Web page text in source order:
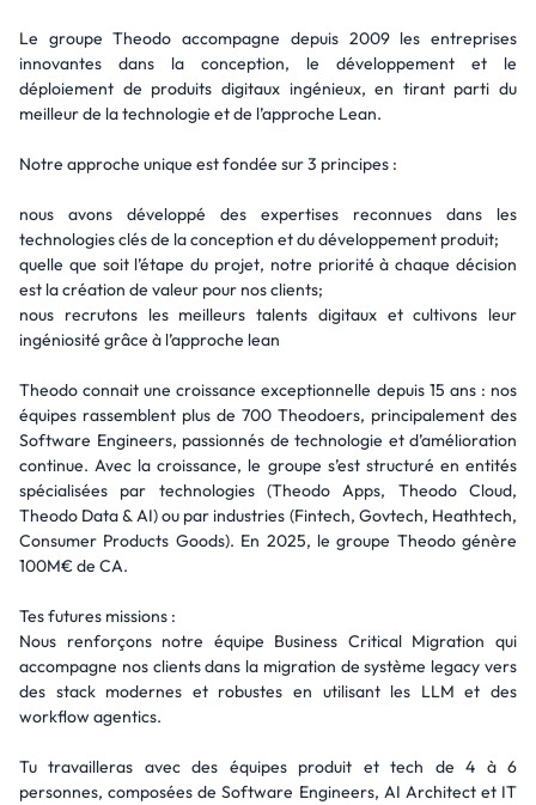
Le groupe Theodo accompagne depuis 2009 les entreprises
innovantes dans la conception, le développement et le
déploiement de produits digitaux ingénieux, en tirant parti du
meilleur de la technologie et de l’approche Lean.
Notre approche unique est fondée sur 3 principes :
nous avons développé des expertises reconnues dans les
technologies clés de la conception et du développement produit;
quelle que soit l’étape du projet, notre priorité à chaque décision
est la création de valeur pour nos clients;
nous recrutons les meilleurs talents digitaux et cultivons leur
ingéniosité grâce à l’approche lean
Theodo connait une croissance exceptionnelle depuis 15 ans : nos
équipes rassemblent plus de 700 Theodoers, principalement des
Software Engineers, passionnés de technologie et d’amélioration
continue. Avec la croissance, le groupe s’est structuré en entités
spécialisées par technologies (Theodo Apps, Theodo Cloud,
Theodo Data & AI) ou par industries (Fintech, Govtech, Heathtech,
Consumer Products Goods). En 2025, le groupe Theodo génère
100M€ de CA.
Tes futures missions :
Nous renforçons notre équipe Business Critical Migration qui
accompagne nos clients dans la migration de système legacy vers
des stack modernes et robustes en utilisant les LLM et des
workflow agentics.
Tu travailleras avec des équipes produit et tech de 4 à 6
personnes, composées de Software Engineers, AI Architect et IT